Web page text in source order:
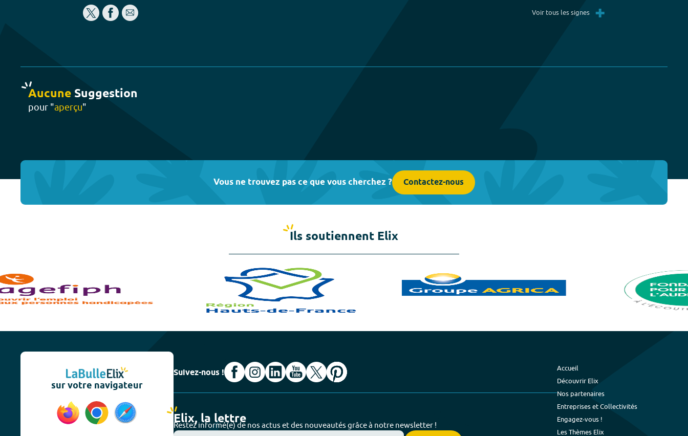
fullscreen
Voir tous les signes +
Aucune Suggestion
pour "aperçu"
Vous ne trouvez pas ce que vous cherchez ? Contactez-nous
Ils soutiennent Elix
sur votre navigateur
Suivez-nous !
Elix, la lettre
Restez informé(e) de nos actus et des nouveautés grâce à notre newsletter !
Accueil
Découvrir Elix
Nos partenaires
Entreprises et Collectivités
Engagez-vous !
Les Thèmes Elix